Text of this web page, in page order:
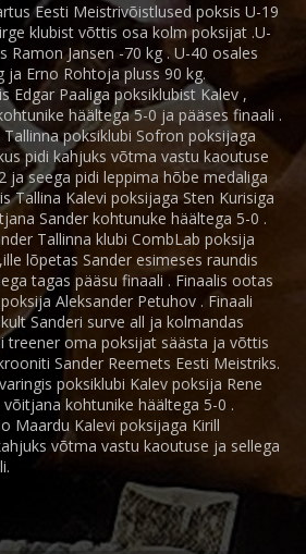
Eesti Meistrivõistlused poksis U-19
klubist võttis osa kolm poksijat .U-
Ramon Jansen -70 kg . U-40 osales
ja Erno Rohtoja pluss 90 kg.
Edgar Paaliga poksiklubist Kalev ,
häältega 5-0 ja pääses finaali .
poksiklubi Sofron poksijaga
pidi kahjuks võtma vastu kaoutuse
ja seega pidi leppima hõbe medaliga
Tallina Kalevi poksijaga Sten Kurisiga
Sander kohtunuke häältega 5-0 .
Tallinna klubi CombLab poksija
lõpetas Sander esimeses raundis
tagas pääsu finaali . Finaalis ootas
Aleksander Petuhov . Finaali
Sanderi surve all ja kolmandas
treener oma poksijat säästa ja võttis
Sander Reemets Eesti Meistriks.
poksiklubi Kalev poksija Rene
kohtunike häältega 5-0 .
Maardu Kalevi poksijaga Kirill
võtma vastu kaoutuse ja sellega